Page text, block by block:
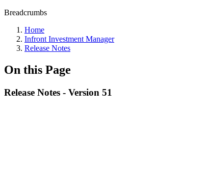
Breadcrumbs
Home
Infront Investment Manager
Release Notes
On this Page
Release Notes - Version 51